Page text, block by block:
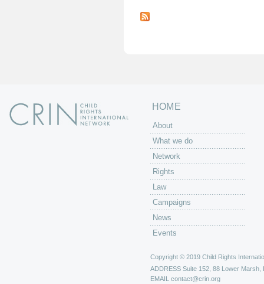
a
HOME
About
What we do
Network
Rights
Law
Campaigns
News
Events
Copyright © 2019 Child Rights
ADDRESS Suite 152, 88 Lower Marsh,
EMAIL contact@crin.org